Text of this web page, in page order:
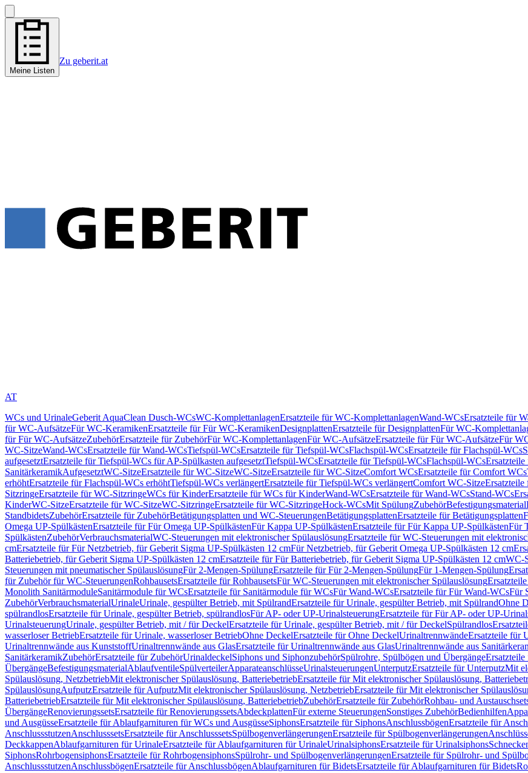
Meine Listen
Zu geberit.at
AT
WCs und UrinaleGeberit AquaClean Dusch-WCsWC-KomplettanlagenErsatzteile für WC-KomplettanlagenWand-WCsErsatzteile für
für WC-AufsätzeFür WC-KeramikenErsatzteile für Für WC-KeramikenDesignplattenErsatzteile für DesignplattenFür WC-
für Für WC-AufsätzeZubehörErsatzteile für ZubehörFür WC-KomplettanlagenFür WC-AufsätzeErsatzteile für Für WC-AufsätzeFür
WC-SitzeWand-WCsErsatzteile für Wand-WCsTiefspül-WCsErsatzteile für Tiefspül-WCsFlachspül-WCsErsatzteile für Flachspül-WCs
aufgesetztErsatzteile für Tiefspül-WCs für AP-Spülkasten aufgesetztTiefspül-WCsErsatzteile für Tiefspül-WCsFlachspül-WCs
SanitärkeramikAufgesetztWC-SitzeErsatzteile für WC-SitzeWC-SitzeErsatzteile für WC-SitzeComfort WCsErsatzteile für Comfort WCs
erhöhtErsatzteile für Flachspül-WCs erhöhtTiefspül-WCs verlängertErsatzteile für Tiefspül-WCs verlängertComfort WC-Sitze
SitzringeErsatzteile für WC-SitzringeWCs für KinderErsatzteile für WCs für KinderWand-WCsErsatzteile für Wand-WCsStand-WCs
KinderWC-SitzeErsatzteile für WC-SitzeWC-SitzringeErsatzteile für WC-SitzringeHock-WCsMit SpülungZubehörBefestigungsmaterial
StandbidetsZubehörErsatzteile für ZubehörBetätigungsplatten und WC-SteuerungenBetätigungsplattenErsatzteile für Betätigungsplatten
Omega UP-SpülkästenErsatzteile für Für Omega UP-SpülkästenFür Kappa UP-SpülkästenErsatzteile für Für Kappa UP-SpülkästenFür
SpülkästenZubehörVerbrauchsmaterialWC-Steuerungen mit elektronischer SpülauslösungErsatzteile für WC-Steuerungen mit
cmErsatzteile für Für Netzbetrieb, für Geberit Sigma UP-Spülkästen 12 cmFür Netzbetrieb, für Geberit Omega UP-Spülkästen 12 cm
Batteriebetrieb, für Geberit Sigma UP-Spülkästen 12 cmErsatzteile für Für Batteriebetrieb, für Geberit Sigma UP-Spülkästen 12 cmWC-
Steuerungen mit pneumatischer SpülauslösungFür 2-Mengen-SpülungErsatzteile für Für 2-Mengen-SpülungFür 1-Mengen-Spülung
für Zubehör für WC-SteuerungenRohbausetsErsatzteile für RohbausetsFür WC-Steuerungen mit elektronischer Spülauslösung
Monolith SanitärmoduleSanitärmodule für WCsErsatzteile für Sanitärmodule für WCsFür Wand-WCsErsatzteile für Für Wand-WCsFür
ZubehörVerbrauchsmaterialUrinaleUrinale, gespülter Betrieb, mit SpülrandErsatzteile für Urinale, gespülter Betrieb, mit SpülrandOhne
spülrandlosErsatzteile für Urinale, gespülter Betrieb, spülrandlosFür AP- oder UP-UrinalsteuerungErsatzteile für Für AP- oder UP-
UrinalsteuerungUrinale, gespülter Betrieb, mit / für DeckelErsatzteile für Urinale, gespülter Betrieb, mit / für DeckelSpülrandlos
wasserloser BetriebErsatzteile für Urinale, wasserloser BetriebOhne DeckelErsatzteile für Ohne DeckelUrinaltrennwändeErsatzteile für
Urinaltrennwände aus KunststoffUrinaltrennwände aus GlasErsatzteile für Urinaltrennwände aus GlasUrinaltrennwände aus
SanitärkeramikZubehörErsatzteile für ZubehörUrinaldeckelSiphons und SiphonzubehörSpülrohre, Spülbögen und Übergänge
ÜbergängeBefestigungsmaterialAblaufventileSpülverteilerApparateanschlüsseUrinalsteuerungenUnterputzErsatzteile für UnterputzMit
Spülauslösung, NetzbetriebMit elektronischer Spülauslösung, BatteriebetriebErsatzteile für Mit elektronischer Spülauslösung,
SpülauslösungAufputzErsatzteile für AufputzMit elektronischer Spülauslösung, NetzbetriebErsatzteile für Mit elektronischer
BatteriebetriebErsatzteile für Mit elektronischer Spülauslösung, BatteriebetriebZubehörErsatzteile für ZubehörRohbau- und
ÜbergängeRenovierungssetsErsatzteile für RenovierungssetsAbdeckplattenFür externe SteuerungenSonstiges ZubehörBedienhilfen
und AusgüsseErsatzteile für Ablaufgarnituren für WCs und AusgüsseSiphonsErsatzteile für SiphonsAnschlussbögenErsatzteile für
AnschlussstutzenAnschlusssetsErsatzteile für AnschlusssetsSpülbogenverlängerungenErsatzteile für Spülbogenverlängerungen
DeckkappenAblaufgarnituren für UrinaleErsatzteile für Ablaufgarnituren für UrinaleUrinalsiphonsErsatzteile für Urinalsiphons
SiphonsRohrbogensiphonsErsatzteile für RohrbogensiphonsSpülrohr- und SpülbogenverlängerungenErsatzteile für Spülrohr- und
AnschlussstutzenAnschlussbögenErsatzteile für AnschlussbögenAblaufgarnituren für BidetsErsatzteile für Ablaufgarnituren für Bidets